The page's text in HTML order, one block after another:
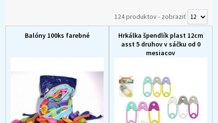
124 produktov- zobraziť
Balóny 100ks farebné
Hrkálka špendlík plast 12cm
asst 5 druhov v sáčku od 0
mesiacov